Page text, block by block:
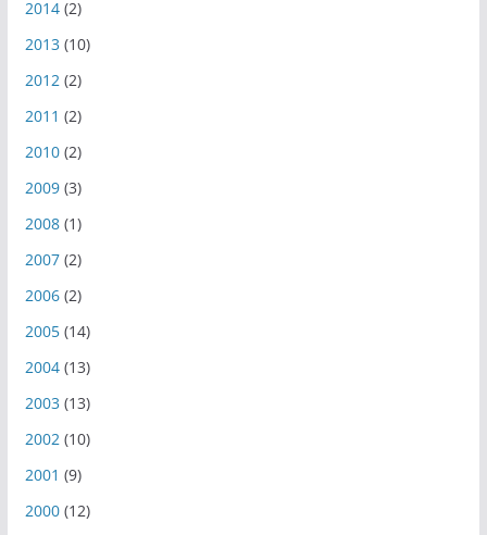
2014(2)
2013 (10)
2012(2)
2011 (2)
2010(2)
2009(3)
2008(1)
2007(2)
2006(2)
2005(14)
2004(13)
2003 (13)
2002(10)
2001 (9)
2000(12)